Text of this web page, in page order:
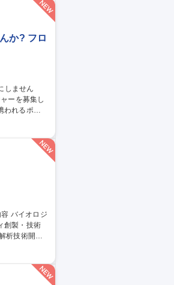
か? フロ
われるポジ
全/衛生管理 ■
創製・技術